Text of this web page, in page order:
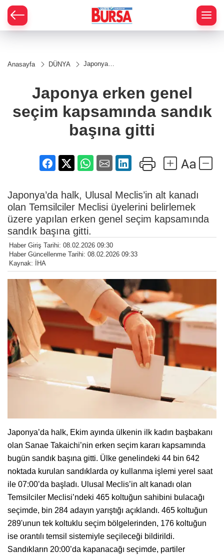
Anasayfa DÜNYA
Japonya
kapsamında
sandık
başına gitti
Japonya erken genel
seçim kapsamında sandık
başına gitti
Japonya’da halk, Ulusal Meclis’in alt kanadı
olan Temsilciler Meclisi üyelerini belirlemek
üzere yapılan erken genel seçim kapsamında
sandık başına gitti.
Haber Giriş Tarihi: 08.02.2026 09:30
Haber Güncellenme Tarihi: 08.02.2026 09:33
Kaynak: İHA
Japonya’da halk, Ekim ayında ülkenin ilk kadın başbakanı
olan Sanae Takaichi’nin erken seçim kararı kapsamında
bugün sandık başına gitti. Ülke genelindeki 44 bin 642
noktada kurulan sandıklarda oy kullanma işlemi yerel saat
ile 07:00’da başladı. Ulusal Meclis’in alt kanadı olan
Temsilciler Meclisi’ndeki 465 koltuğun sahibini bulacağı
seçimde, bin 284 adayın yarıştığı açıklandı. 465 koltuğun
289'unun tek koltuklu seçim bölgelerinden, 176 koltuğun
ise orantılı temsil sistemiyle seçileceği bildirildi.
Sandıkların 20:00’da kapanacağı seçimde, partiler